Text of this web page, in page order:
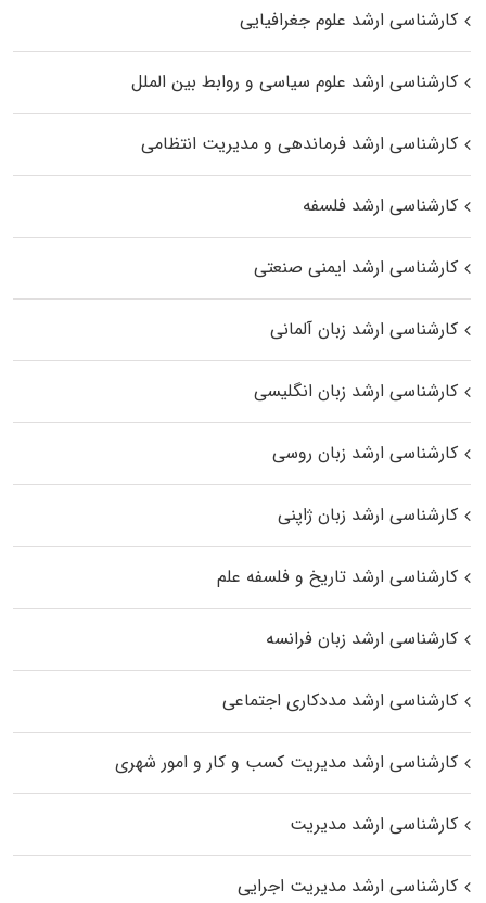
کارشناسی ارشد علوم جغرافیایی
کارشناسی ارشد علوم سیاسی و روابط بین الملل
کارشناسی ارشد فرماندهی و مدیریت انتظامی
کارشناسی ارشد فلسفه
کارشناسی ارشد ایمنی صنعتی
کارشناسی ارشد زبان آلمانی
کارشناسی ارشد زبان انگلیسی
کارشناسی ارشد زبان روسی
کارشناسی ارشد زبان ژاپنی
کارشناسی ارشد تاریخ و فلسفه علم
کارشناسی ارشد زبان فرانسه
کارشناسی ارشد مددکاری اجتماعی
کارشناسی ارشد مدیریت کسب و کار و امور شهری
کارشناسی ارشد مدیریت
کارشناسی ارشد مدیریت اجرایی